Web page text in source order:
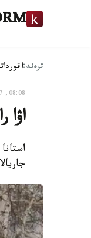
ترەند:اقوردا
08:08, 17 جەلتوقسان 2022
اۋا